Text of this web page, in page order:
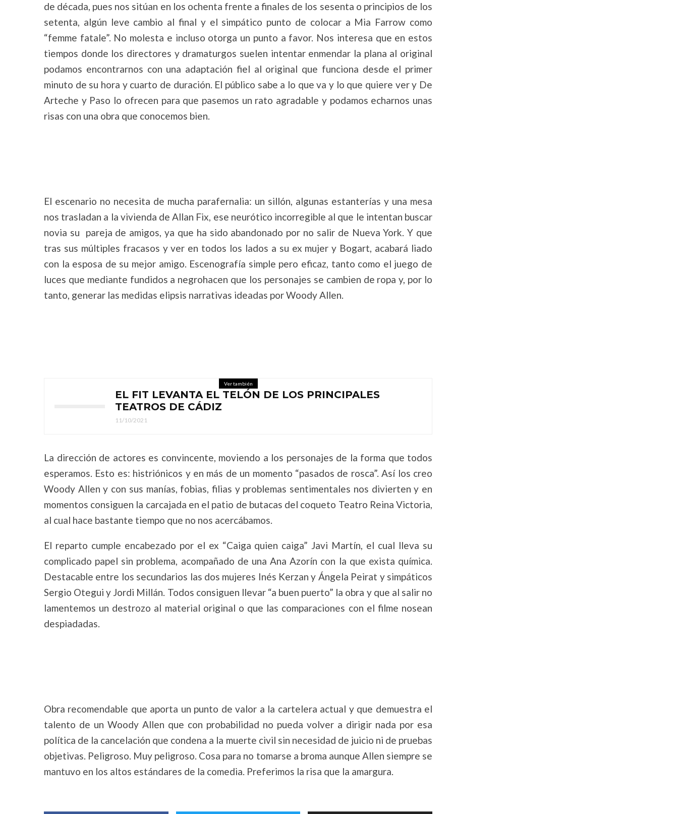
de década, pues nos sitúan en los ochenta frente a finales de los sesenta o principios de los
setenta, algún leve cambio al final y el simpático punto de colocar a Mia Farrow como
“femme fatale”. No molesta e incluso otorga un punto a favor. Nos interesa que en estos
tiempos donde los directores y dramaturgos suelen intentar enmendar la plana al original
podamos encontrarnos con una adaptación fiel al original que funciona desde el primer
minuto de su hora y cuarto de duración. El público sabe a lo que va y lo que quiere ver y De
Arteche y Paso lo ofrecen para que pasemos un rato agradable y podamos echarnos unas
risas con una obra que conocemos bien.
El escenario no necesita de mucha parafernalia: un sillón, algunas estanterías y una mesa
nos trasladan a la vivienda de Allan Fix, ese neurótico incorregible al que le intentan buscar
novia su pareja de amigos, ya que ha sido abandonado por no salir de Nueva York. Y que
tras sus múltiples fracasos y ver en todos los lados a su ex mujer y Bogart, acabará liado
con la esposa de su mejor amigo. Escenografía simple pero eficaz, tanto como el juego de
luces que mediante fundidos a negrohacen que los personajes se cambien de ropa y, por lo
tanto, generar las medidas elipsis narrativas ideadas por Woody Allen.
Ver también
EL FIT LEVANTA EL TELÓN DE LOS PRINCIPALES
TEATROS DE CÁDIZ
11/10/2021
La dirección de actores es convincente, moviendo a los personajes de la forma que todos
esperamos. Esto es: histriónicos y en más de un momento “pasados de rosca”. Así los creo
Woody Allen y con sus manías, fobias, filias y problemas sentimentales nos divierten y en
momentos consiguen la carcajada en el patio de butacas del coqueto Teatro Reina Victoria,
al cual hace bastante tiempo que no nos acercábamos.
El reparto cumple encabezado por el ex “Caiga quien caiga” Javi Martín, el cual lleva su
complicado papel sin problema, acompañado de una Ana Azorín con la que exista química.
Destacable entre los secundarios las dos mujeres Inés Kerzan y Ángela Peirat y simpáticos
Sergio Otegui y Jordi Millán. Todos consiguen llevar “a buen puerto” la obra y que al salir no
lamentemos un destrozo al material original o que las comparaciones con el filme nosean
despiadadas.
Obra recomendable que aporta un punto de valor a la cartelera actual y que demuestra el
talento de un Woody Allen que con probabilidad no pueda volver a dirigir nada por esa
política de la cancelación que condena a la muerte civil sin necesidad de juicio ni de pruebas
objetivas. Peligroso. Muy peligroso. Cosa para no tomarse a broma aunque Allen siempre se
mantuvo en los altos estándares de la comedia. Preferimos la risa que la amargura.